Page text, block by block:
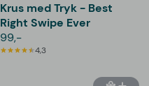
Krus med Tryk - Best
Right Swipe Ever
99,-
4,3